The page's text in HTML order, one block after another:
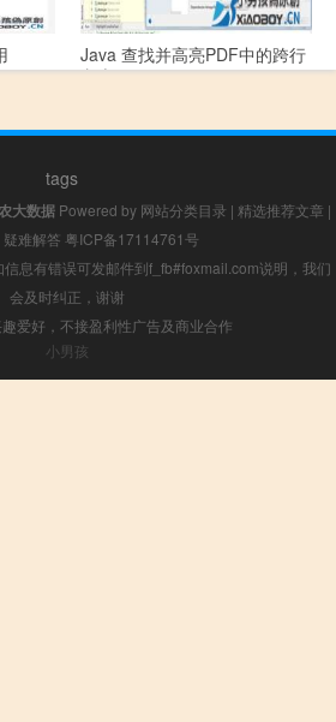
Java 查找并高亮PDF中的跨行
文本
tags
大数据Powered by 网站分类目录 | 精选推荐文章 |
疑难解答 粤ICP备17114761号
息有错误可发邮件到f_fb#foxmail.com说明，我们
会及时纠正，谢谢
爱好，不接盈利性广告及商业合作
小男孩